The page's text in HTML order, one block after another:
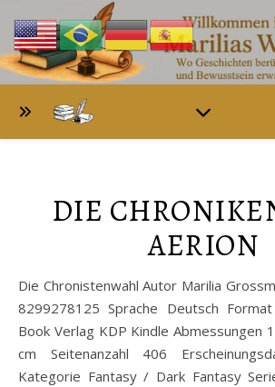
DIE
AERION
Die Chronistenwahl Autor Marilia Grossmann ISBN-13 979-
8299278125 Sprache Deutsch
Book Verlag KDP Kindle Abmessungen
cm Seitenanzahl 406
Kategorie Fantasy / Dark Fantasy